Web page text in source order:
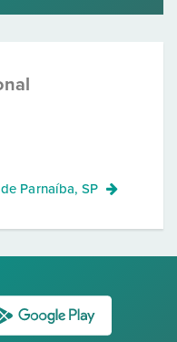
Parnaíba, SP